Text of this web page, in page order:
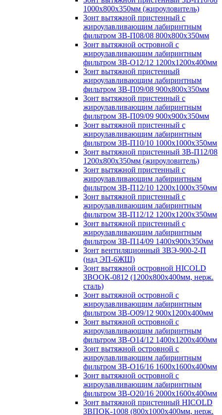
1000х800х350мм (жироуловитель)
Зонт вытяжной пристенный с
жироулавливающим лабиринтным
фильтром ЗВ-П08/08 800х800х350мм
Зонт вытяжной островной с
жироулавливающим лабиринтным
фильтром ЗВ-О12/12 1200х1200х400мм
Зонт вытяжной пристенный
жироулавливающим лабиринтным
фильтром ЗВ-П09/08 900х800х350мм
Зонт вытяжной пристенный с
жироулавливающим лабиринтным
фильтром ЗВ-П09/09 900х900х350мм
Зонт вытяжной пристенный с
жироулавливающим лабиринтным
фильтром ЗВ-П10/10 1000х1000х350мм
Зонт вытяжной пристенный ЗВ-П12/08
1200х800х350мм (жироуловитель)
Зонт вытяжной пристенный с
жироулавливающим лабиринтным
фильтром ЗВ-П12/10 1200х1000х350мм
Зонт вытяжной пристенный с
жироулавливающим лабиринтным
фильтром ЗВ-П12/12 1200х1200х350мм
Зонт вытяжной пристенный с
жироулавливающим лабиринтным
фильтром ЗВ-П14/09 1400х900х350мм
Зонт вентиляционный ЗВЭ-900-2-П
(над ЭП-6ЖШ)
Зонт вытяжной островной HICOLD
ЗВООК-0812 (1200х800x400мм, нерж.
сталь)
Зонт вытяжной островной с
жироулавливающим лабиринтным
фильтром ЗВ-О09/12 900х1200х400мм
Зонт вытяжной островной с
жироулавливающим лабиринтным
фильтром ЗВ-О14/12 1400х1200х400мм
Зонт вытяжной островной с
жироулавливающим лабиринтным
фильтром ЗВ-О16/16 1600х1600х400мм
Зонт вытяжной островной с
жироулавливающим лабиринтным
фильтром ЗВ-О20/16 2000х1600х400мм
Зонт вытяжной пристенный HICOLD
ЗВПОК-1008 (800х1000х400мм, нерж.